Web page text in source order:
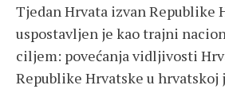
Tjedan Hrvata izvan Republike
uspostavljen je kao trajni
ciljem: povećanja vidljivosti
Republike Hrvatske u hrvatskoj